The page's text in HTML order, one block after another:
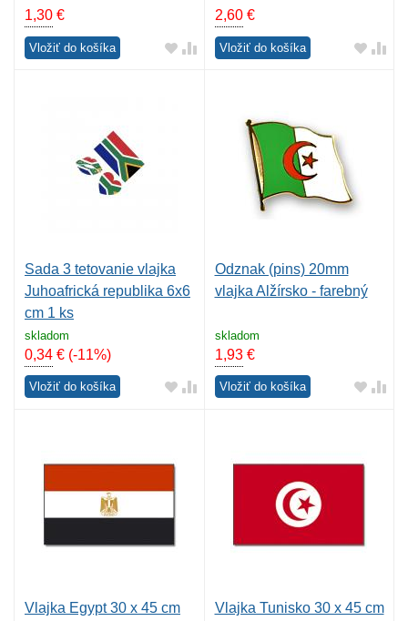
1,30 €
Vložiť do košíka
2,60€
Vložiť do košíka
Sada 3 tetovanie vlajka
Juhoafrická republika 6x6
cm 1 ks
skladom
0,34 € (-11%)
Vložiť do košíka
Odznak (pins) 20mm
vlajka Alžírsko - farebný
skladom
1,93€
Vložiť do košíka
Vlajka Egypt 30 x 45 cm
Vlajka Tunisko 30 x 45 cm